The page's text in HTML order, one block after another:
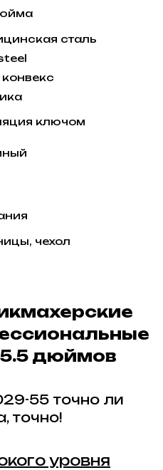
сталь
ключом
чехол
дюймов
55 точно ли
точно!
уровня